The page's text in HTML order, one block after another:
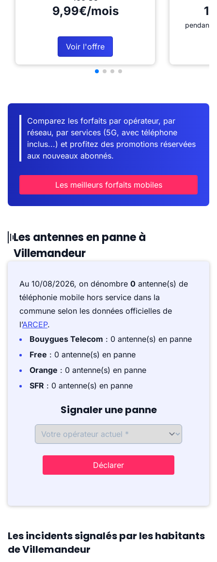
9,99€/mois
Voir l'offre
pendant
Comparez les forfaits par opérateur, par
réseau, par services (5G, avec téléphone
inclus...) et profitez des promotions réservées
aux nouveaux abonnés.
Les meilleurs forfaits mobiles
Les antennes en panne à
Villemandeur
Au 10/08/2026, on dénombre 0 antenne(s) de
téléphonie mobile hors service dans la
commune selon les données officielles de
l’ARCEP.
Bouygues Telecom : 0 antenne(s) en panne
Free : 0 antenne(s) en panne
Orange : 0 antenne(s) en panne
SFR : 0 antenne(s) en panne
Signaler une panne
Déclarer
Les incidents signalés par les habitants
de Villemandeur